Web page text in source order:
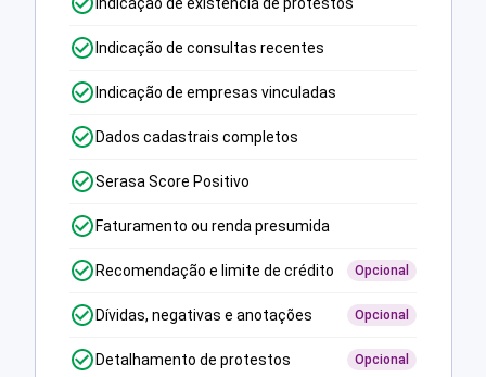
Indicação de consultas recentes
Indicação de empresas vinculadas
Dados cadastrais completos
Serasa Score Positivo
Faturamento ou renda presumida
Recomendação e limite de crédito Opcional
Dívidas, negativas e anotações Opcional
Detalhamento de protestos Opcional